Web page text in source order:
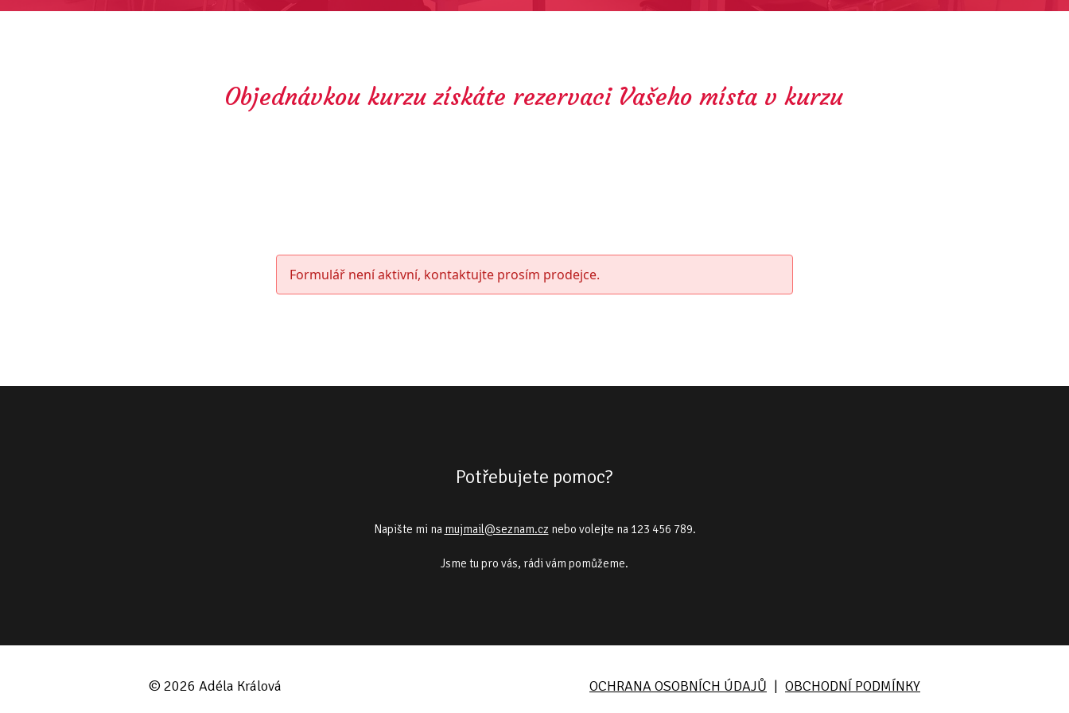
Objednávkou kurzu získáte rezervaci Vašeho místa v kurzu
Formulář není aktivní, kontaktujte prosím prodejce.
Potřebujete pomoc?
Napište mi na mujmail@seznam.cz nebo volejte na 123 456 789.
Jsme tu pro vás, rádi vám pomůžeme.
OCHRANA OSOBNÍCH ÚDAJŮ OBCHODNÍ PODMÍNKY
© 2026 Adéla Králová